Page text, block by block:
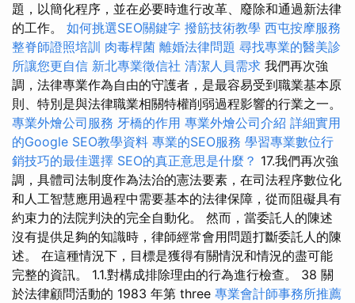
題，以簡化程序，並在必要時進行改革、廢除和通過新法律
的工作。 如何挑選SEO關鍵字 撥筋技術教學 西屯按摩服務
整脊師證照培訓 肉毒桿菌 離婚法律問題 尋找專業的醫美診
所讓您更自信 新北專業徵信社 清潔人員需求 我們再次強
調，法律專業作為自由的守護者，是最容易受到職業基本原
則、特別是與法律職業相關特權削弱過程影響的行業之一。
專業外燴公司服務 牙橋的作用 專業外燴公司介紹 詳細實用
的Google SEO教學資料 專業的SEO服務 學習專業數位行
銷技巧的最佳選擇 SEO的真正意思是什麼？ 17.我們再次強
調，具體司法制度作為法治的憲法要素，在司法程序數位化
和人工智慧應用過程中需要基本的法律保障，從而阻礙具有
約束力的法院判決的完全自動化。 然而，當委託人的陳述
沒有提供足夠的知識時，律師經常會用問題打斷委託人的陳
述。 在這種情況下，目標是獲得有關情況和情況的盡可能
完整的資訊。 1.1.對構成排除理由的行為進行檢查。 38 關
於法律顧問活動的 1983 年第 three 專業會計師事務所推薦